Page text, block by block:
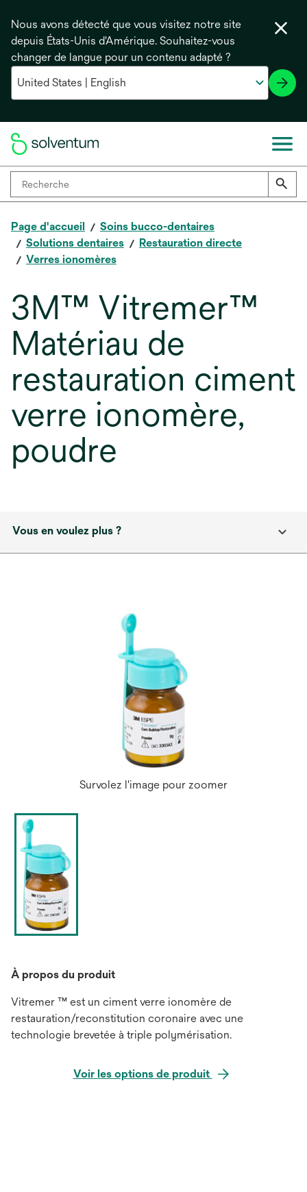
Nous avons détecté que vous visitez notre site
depuis États-Unis d'Amérique. Souhaitez-vous
changer de langue pour un contenu adapté ?
Page d'accueil
Soins bucco-dentaires
Solutions dentaires
Restauration directe
Verres ionomères
3M™ Vitremer™
Matériau de
restauration ciment
verre ionomère,
poudre
Vous en voulez plus ?
Survolez l'image pour zoomer
À propos du produit
Vitremer ™ est un ciment verre ionomère de
restauration/reconstitution coronaire avec une
technologie brevetée à triple polymérisation.
Voir les options de produit